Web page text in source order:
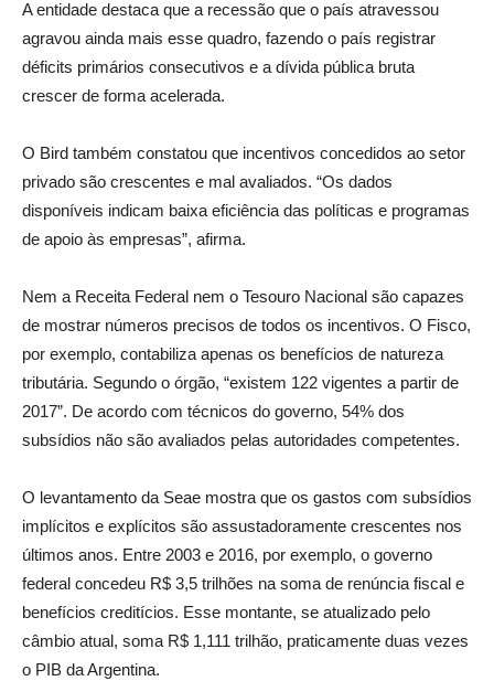
A entidade destaca que a recessão que o país atravessou
agravou ainda mais esse quadro, fazendo o país registrar
déficits primários consecutivos e a dívida pública bruta
crescer de forma acelerada.
O Bird também constatou que incentivos concedidos ao setor
privado são crescentes e mal avaliados. “Os dados
disponíveis indicam baixa eficiência das políticas e programas
de apoio às empresas”, afirma.
Nem a Receita Federal nem o Tesouro Nacional são capazes
de mostrar números precisos de todos os incentivos. O Fisco,
por exemplo, contabiliza apenas os benefícios de natureza
tributária. Segundo o órgão, “existem 122 vigentes a partir de
2017”. De acordo com técnicos do governo, 54% dos
subsídios não são avaliados pelas autoridades competentes.
O levantamento da Seae mostra que os gastos com subsídios
implícitos e explícitos são assustadoramente crescentes nos
últimos anos. Entre 2003 e 2016, por exemplo, o governo
federal concedeu R$ 3,5 trilhões na soma de renúncia fiscal e
benefícios creditícios. Esse montante, se atualizado pelo
câmbio atual, soma R$ 1,111 trilhão, praticamente duas vezes
o PIB da Argentina.